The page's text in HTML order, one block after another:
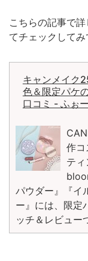
こちらの記事で
てチェックして
キャンメイク
色＆限定パケ
口コミ - ふぉ
作コ
テ
パウダー』『イ
ー』には、限定
ッチ＆レビュー